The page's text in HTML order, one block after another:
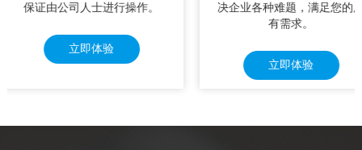
保证由公司人士进行操作。
立即体验
决企业各种难题，满足您的
有需求。
立即体验